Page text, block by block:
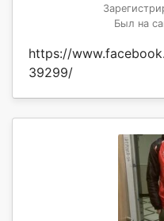
Был на
https://
39299/